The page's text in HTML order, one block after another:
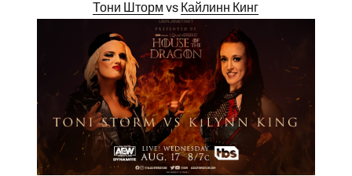
Тони Шторм vs Кайлинн Кинг